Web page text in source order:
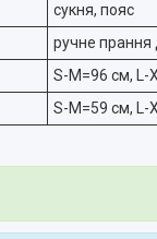
сукня, пояс
ручне прання
S-M=96 см, L-
S-M=59 см, L-